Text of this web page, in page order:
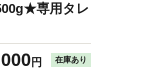
専用タレ
円 在庫あり